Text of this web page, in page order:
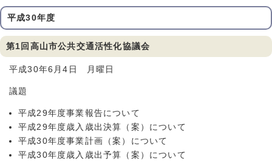
平成30年度
第1回高山市公共交通活性化協議会
平成30年6月4日 月曜日
議題
平成29年度事業報告について
平成29年度歳入歳出決算（案）について
平成30年度事業計画（案）について
平成30年度歳入歳出予算（案）について